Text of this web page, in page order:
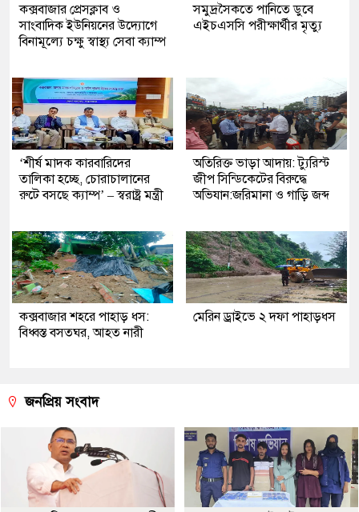
কক্সবাজার প্রেসক্লাব ও
সাংবাদিক ইউনিয়নের উদ্যোগে
বিনামূল্যে চক্ষু স্বাস্থ্য সেবা ক্যাম্প
সমুদ্রসৈকতে পানিতে ডুবে
এইচএসসি পরীক্ষার্থীর মৃত্যু
‘শীর্ষ মাদক কারবারিদের
তালিকা হচ্ছে, চোরাচালানের
রুটে বসছে ক্যাম্প’ – স্বরাষ্ট্র মন্ত্রী
অতিরিক্ত ভাড়া আদায়: ট্যুরিস্ট
জীপ সিন্ডিকেটের বিরুদ্ধে
অভিযান:জরিমানা ও গাড়ি জব্দ
কক্সবাজার শহরে পাহাড় ধস:
বিধ্বস্ত বসতঘর, আহত নারী
মেরিন ড্রাইভে ২ দফা পাহাড়ধস
জনপ্রিয় সংবাদ